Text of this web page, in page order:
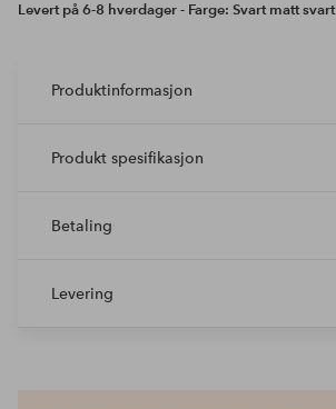
Levert på 6-8 hverdager - Farge: Svart matt svart
Produktinformasjon
Produkt spesifikasjon
Betaling
Levering